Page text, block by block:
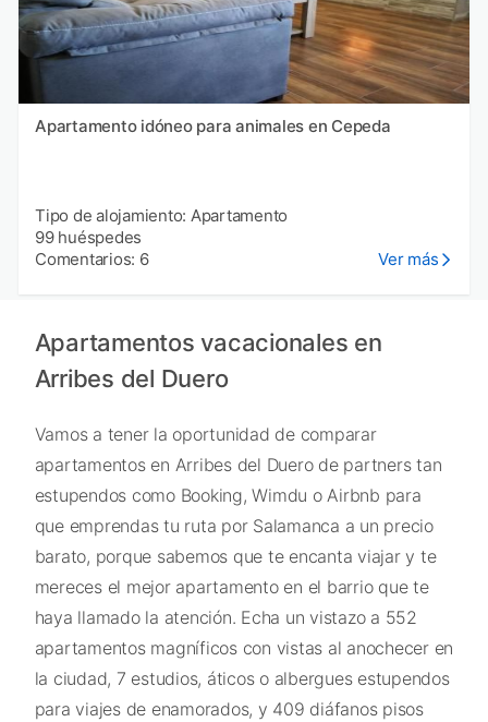
Apartamento idóneo para animales en Cepeda
Tipo de alojamiento: Apartamento
99 huéspedes
Comentarios: 6
Ver más
Apartamentos vacacionales en
Arribes del Duero
Vamos a tener la oportunidad de comparar
apartamentos en Arribes del Duero de partners tan
estupendos como Booking, Wimdu o Airbnb para
que emprendas tu ruta por Salamanca a un precio
barato, porque sabemos que te encanta viajar y te
mereces el mejor apartamento en el barrio que te
haya llamado la atención. Echa un vistazo a 552
apartamentos magníficos con vistas al anochecer en
la ciudad, 7 estudios, áticos o albergues estupendos
para viajes de enamorados, y 409 diáfanos pisos